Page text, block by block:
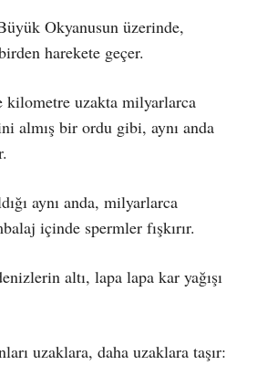
Okyanusun üzerinde,
harekete geçer.
uzakta milyarlarca
almış bir ordu gibi, aynı anda
aynı anda, milyarlarca
içinde spermler fışkırır.
altı, lapa lapa kar yağışı
uzaklara, daha uzaklara taşır: